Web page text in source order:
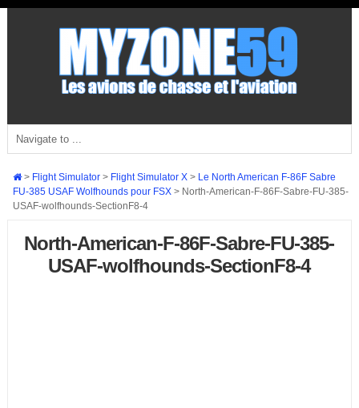
> Flight Simulator> Flight Simulator X> Le North American F-86F Sabre
FU-385 USAF Wolfhounds pour FSX> North-American-F-86F-Sabre-FU-385-
USAF-wolfhounds-SectionF8-4
North-American-F-86F-Sabre-FU-385-
USAF-wolfhounds-SectionF8-4